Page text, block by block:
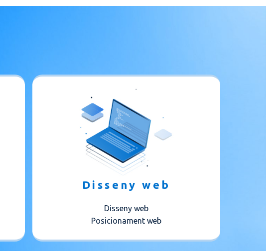
Disseny web
Disseny web
Posicionament web